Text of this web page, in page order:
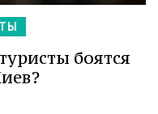
боятся